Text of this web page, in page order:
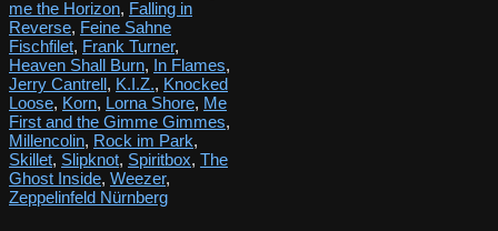
me the Horizon, Falling in
Reverse, Feine Sahne
Fischfilet, Frank Turner,
Heaven Shall Burn, In Flames,
Jerry Cantrell, K.I.Z., Knocked
Loose, Korn, Lorna Shore, Me
First and the Gimme Gimmes,
Millencolin, Rock im Park,
Skillet, Slipknot, Spiritbox, The
Ghost Inside, Weezer,
Zeppelinfeld Nürnberg